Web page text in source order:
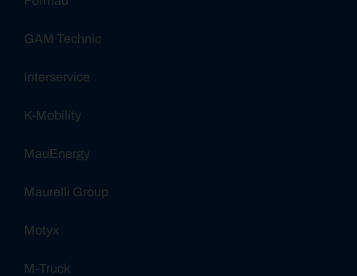
GAM Technic
Interservice
K-Mobility
MauEnergy
Maurelli Group
Motyx
M-Truck